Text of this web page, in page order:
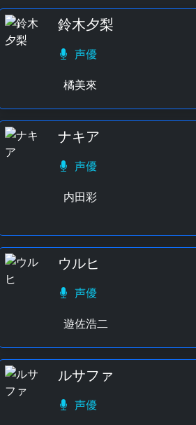
鈴木夕梨
声優
橘美來
ナキア
声優
内田彩
ウルヒ
声優
遊佐浩二
ルサファ
声優